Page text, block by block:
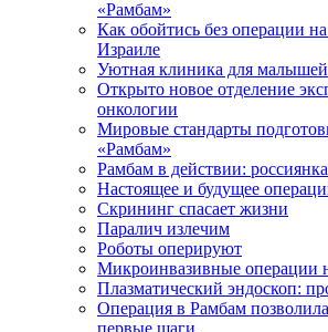
«Рамбам»
Как обойтись без операции
Израиле
Уютная клиника для
Открыто новое отделение
онкологии
Мировые стандарты
«Рамбам»
Рамбам в действии:
Настоящее и будущее
Скрининг спасает жизни
Паралич излечим
Роботы оперируют
Микроинвазивные операции
Плазматический эндоскоп:
Операция в Рамбам
первые шаги